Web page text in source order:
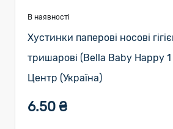
В наявності
Хустинки паперові носові
тришарові (Bella Baby Happy
Центр (Україна)
6.50 ₴